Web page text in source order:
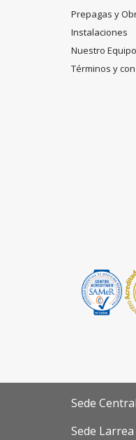
Prepagas y
Instalaciones
Nuestro Equipo
Términos y
Sede
Sede Larrea